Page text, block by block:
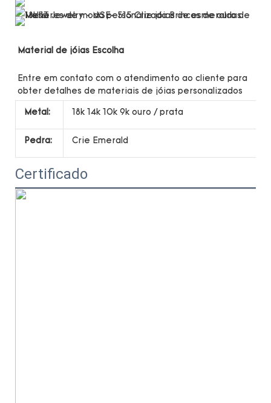
Entre em contato com o atendimento ao cliente para
Metal: 18k 14k 10k 9k ouro / prata
Pedra: Crie Emerald
Certificado